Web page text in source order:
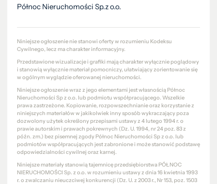
Północ Nieruchomości Sp.z o.o.
Niniejsze ogłoszenie nie stanowi oferty w rozumieniu Kodeksu
Cywilnego, lecz ma charakter informacyjny.
Przedstawione wizualizacje i grafiki mają charakter wyłącznie poglądowy
i stanowią wyłącznie materiał pomocniczy, ułatwiający zorientowanie się
w ogólnym wyglądzie oferowanej nieruchomości.
Niniejsze ogłoszenie wraz z jego elementami jest własnością Północ
Nieruchomości Sp z o.o. lub podmiotu współpracującego. Wszelkie
prawa zastrzeżone. Kopiowanie, rozpowszechnianie oraz korzystanie z
niniejszych materiałów w jakikolwiek inny sposób wykraczający poza
dozwolony użytek określony przepisami ustawy z 4 lutego 1994 r. o
prawie autorskim i prawach pokrewnych (Dz. U. 1994, nr 24 poz. 83 z
późn. zm.) bez pisemnej zgody Północ Nieruchomości Sp z o.o. lub
podmiotów współpracujących jest zabronione i może stanowić podstawę
odpowiedzialności cywilnej oraz karnej.
Niniejsze materiały stanowią tajemnicę przedsiębiorstwa PÓŁNOC
NIERUCHOMOŚCI Sp. z o.o. w rozumieniu ustawy z dnia 16 kwietnia 1993
r. o zwalczaniu nieuczciwej konkurencji (Dz. U. z 2003 r., Nr 153, poz. 1503